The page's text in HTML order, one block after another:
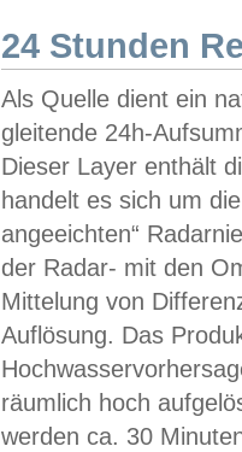
24 Stunden
Als Quelle dient ein
gleitende 24h-
Dieser Layer enthält
handelt es sich um
angeeichten“
der Radar- mit den
Mittelung von
Auflösung. Das
räumlich hoch
werden ca. 30